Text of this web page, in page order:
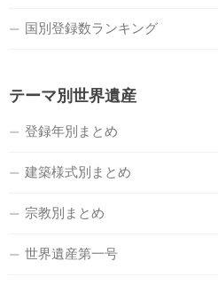
国別登録数ランキング
テーマ別世界遺産
登録年別まとめ
建築様式別まとめ
宗教別まとめ
世界遺産第一号